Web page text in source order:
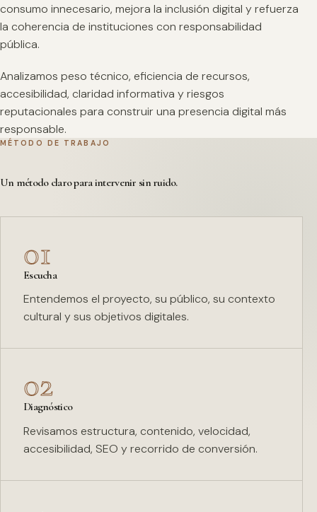
consumo innecesario, mejora la inclusión digital y refuerza
la coherencia de instituciones con responsabilidad
pública.
Analizamos peso técnico, eficiencia de recursos,
accesibilidad, claridad informativa y riesgos
reputacionales para construir una presencia digital más
responsable.
MÉTODO DE TRABAJO
Un método claro para intervenir sin ruido.
01
Escucha
Entendemos el proyecto, su público, su contexto
cultural y sus objetivos digitales.
02
Diagnóstico
Revisamos estructura, contenido, velocidad,
accesibilidad, SEO y recorrido de conversión.